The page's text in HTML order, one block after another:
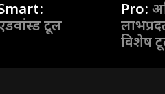
टूल
Pro:
विशेष